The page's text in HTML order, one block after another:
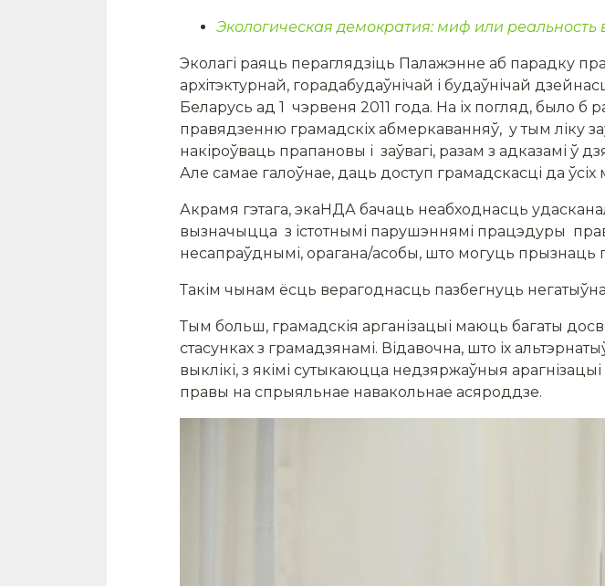
Экологическая демократия: миф или реальность
Эколагі раяць пераглядзіць Палажэнне аб парадку
архітэктурнай, горадабудаўнічай і будаўнічай
Беларусь ад 1 чэрвеня 2011 года. На іх погляд, было
правядзенню грамадскіх абмеркаванняў, у тым ліку
накіроўваць прапановы і заўвагі, разам з адказамі
Але самае галоўнае, даць доступ грамадскасці да
Акрамя гэтага, экаНДА бачаць неабходнасць
вызначыцца з істотнымі парушэннямі працэдуры
несапраўднымі, орагана/асобы, што могуць прызнаць
Такім чынам ёсць верагоднасць пазбегнуць
Тым больш, грамадскія арганізацыі маюць багаты
стасунках з грамадзянамі. Відавочна, што іх
выклікі, з якімі сутыкаюцца недзяржаўныя
правы на спрыяльнае навакольнае асяроддзе.